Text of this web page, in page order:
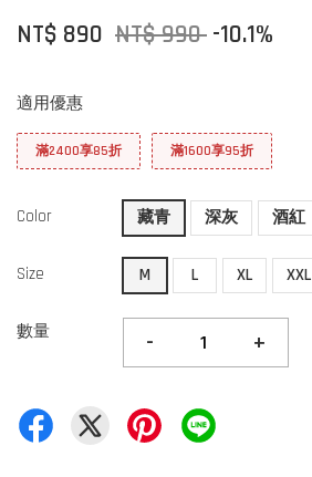
NT$ 890 NT$ 990 -10.1%
適用優惠
滿2400享85折 滿1600享95折
Color 藏青 深灰 酒紅
Size M L XL XXL
數量 - +